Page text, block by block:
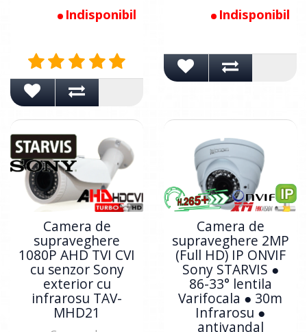
Indisponibil Indisponibil
Camera de
supraveghere
1080P AHD TVI CVI
cu senzor Sony
exterior cu
infrarosu TAV-
MHD21
Camera de
supraveghere 2MP
(Full HD) IP ONVIF
Sony STARVIS ●
86-33° lentila
Varifocala ● 30m
Infrarosu ●
antivandal